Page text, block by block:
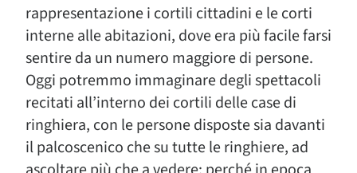
rappresentazione i cortili cittadini e le corti
interne alle abitazioni, dove era più facile farsi
sentire da un numero maggiore di persone.
Oggi potremmo immaginare degli spettacoli
recitati all’interno dei cortili delle case di
ringhiera, con le persone disposte sia davanti
il palcoscenico che su tutte le ringhiere, ad